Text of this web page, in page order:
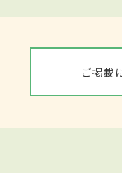
ご掲載